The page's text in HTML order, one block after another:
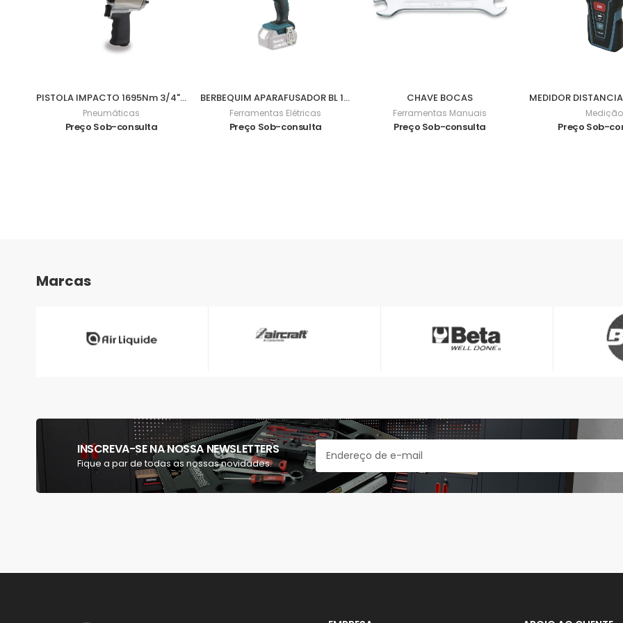
PISTOLA IMPACTO 1695Nm 3/4" 1928DA
Pneumáticas
Preço Sob-consulta
BERBEQUIM APARAFUSADOR BL 18V 62Nm DDF482Z
Ferramentas Elétricas
Preço Sob-consulta
CHAVE BOCAS
Ferramentas Manuais
Preço Sob-consulta
Medição
Preço Sob-
Marcas
INSCREVA-SE NA NOSSA NEWSLETTERS
Fique a par de todas as nossas novidades.